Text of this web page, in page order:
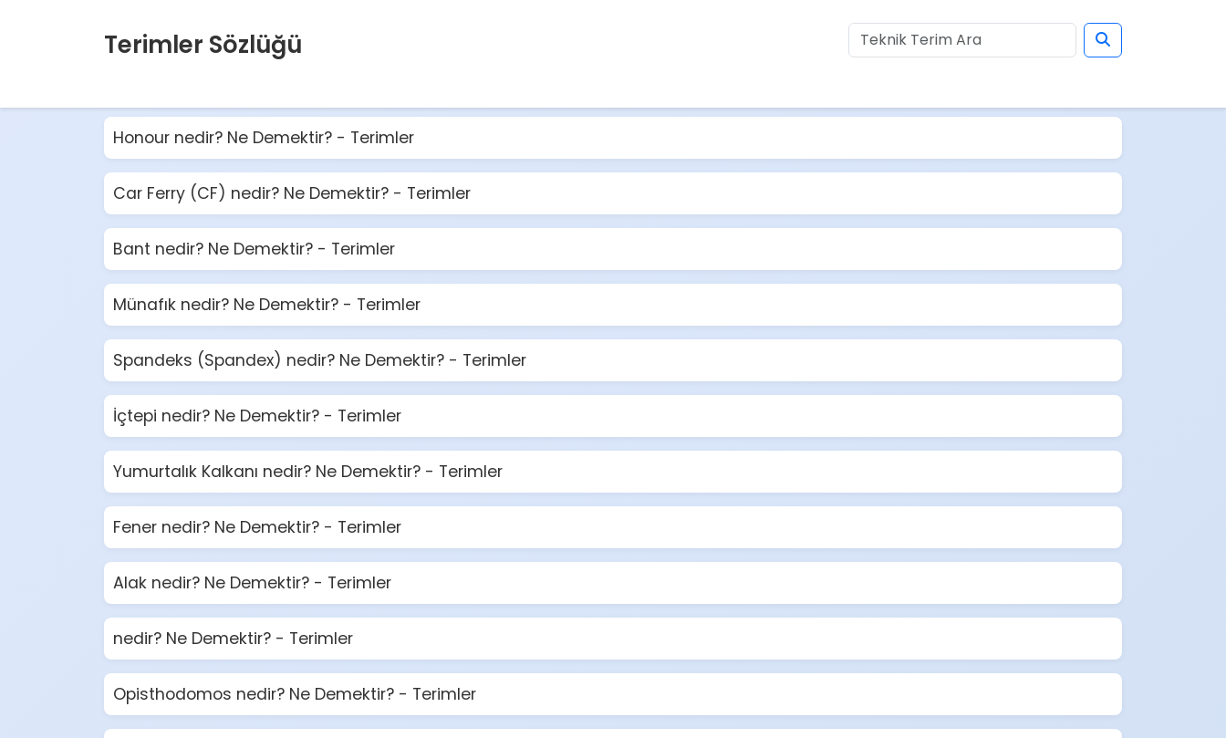
Terimler Sözlüğü
Honour nedir? Ne Demektir? - Terimler
Car Ferry (CF) nedir? Ne Demektir? - Terimler
Bant nedir? Ne Demektir? - Terimler
Münafık nedir? Ne Demektir? - Terimler
Spandeks (Spandex) nedir? Ne Demektir? - Terimler
İçtepi nedir? Ne Demektir? - Terimler
Yumurtalık Kalkanı nedir? Ne Demektir? - Terimler
Fener nedir? Ne Demektir? - Terimler
Alak nedir? Ne Demektir? - Terimler
nedir? Ne Demektir? - Terimler
Opisthodomos nedir? Ne Demektir? - Terimler